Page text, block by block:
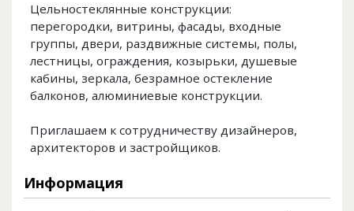
Цельностеклянные конструкции:
перегородки, витрины, фасады, входные
группы, двери, раздвижные системы, полы,
лестницы, ограждения, козырьки, душевые
кабины, зеркала, безрамное остекление
балконов, алюминиевые конструкции.
Приглашаем к сотрудничеству дизайнеров,
архитекторов и застройщиков.
Информация